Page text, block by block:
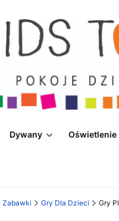
Dywany Oświetlenie
Zabawki Gry Dla Dzieci Gry